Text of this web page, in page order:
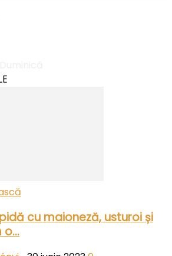
cu maioneză, usturoi și